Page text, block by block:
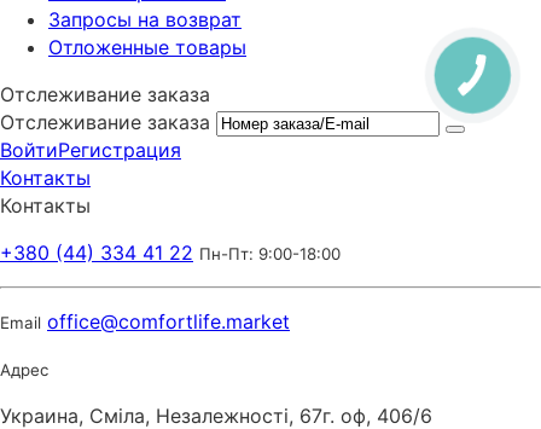
Запросы на возврат
Отложенные товары
Отслеживание заказа
Отслеживание заказа
ВойтиРегистрация
Контакты
Контакты
+380 (44) 334 41 22 Пн-Пт: 9:00-18:00
Email office@comfortlife.market
Адрес
Украина, Сміла, Незалежності, 67г. оф, 406/6